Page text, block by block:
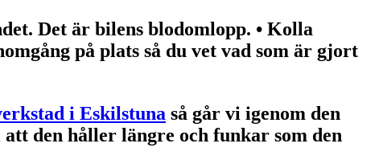
Det är bilens blodomlopp. • Kolla
på plats så du vet vad som är gjort
i Eskilstuna så går vi igenom den
den håller längre och funkar som den